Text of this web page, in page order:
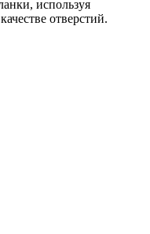
используя
отверстий.